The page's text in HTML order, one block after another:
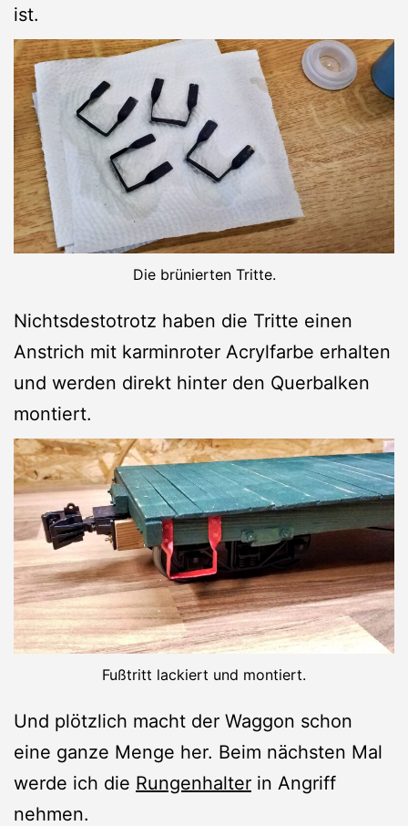
ist.
Die brünierten Tritte.
Nichtsdestotrotz haben die Tritte einen
Anstrich mit karminroter Acrylfarbe erhalten
und werden direkt hinter den Querbalken
montiert.
Fußtritt lackiert und montiert.
Und plötzlich macht der Waggon schon
eine ganze Menge her. Beim nächsten Mal
werde ich die Rungenhalter in Angriff
nehmen.